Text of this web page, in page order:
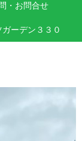
・お問合せ
ーデン３３０